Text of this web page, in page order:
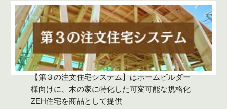
【第３の注文住宅システム】はホームビルダー
様向けに、木の家に特化した可変可能な規格化
ZEH住宅を商品として提供